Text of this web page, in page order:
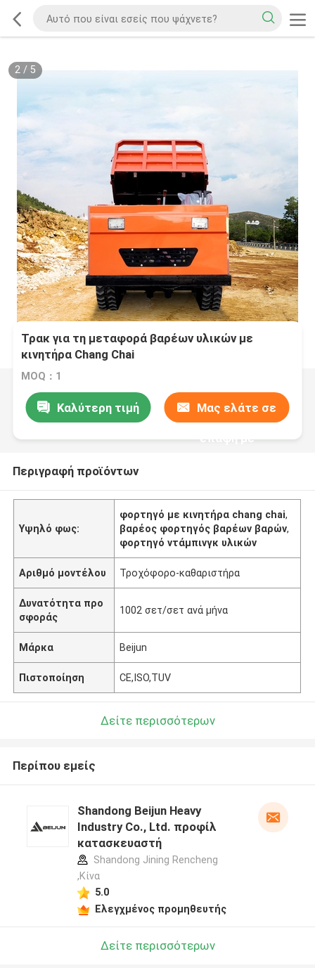
2/ 5
Τρακ για τη μεταφορά βαρέων υλικών με
κινητήρα Chang Chai
MOQ：1
Καλύτερη τιμή Μας ελάτε σε
επαφή με
Περιγραφή προϊόντων
Υψηλό φως:
φορτηγό με κινητήρα chang chai,
βαρέος φορτηγός βαρέων βαρών,
φορτηγό ντάμπινγκ υλικών
Αριθμό μοντέλου Τροχόφορο-καθαριστήρα
Δυνατότητα προ
σφοράς
1002 σετ/σετ ανά μήνα
Μάρκα Beijun
Πιστοποίηση CE,ISO,TUV
Δείτε περισσότερων
Περίπου εμείς
Shandong Beijun Heavy
Industry Co., Ltd. προφίλ
κατασκευαστή
Shandong Jining Rencheng
,Κίνα
5.0
Ελεγχμένος προμηθευτής
Δείτε περισσότερων